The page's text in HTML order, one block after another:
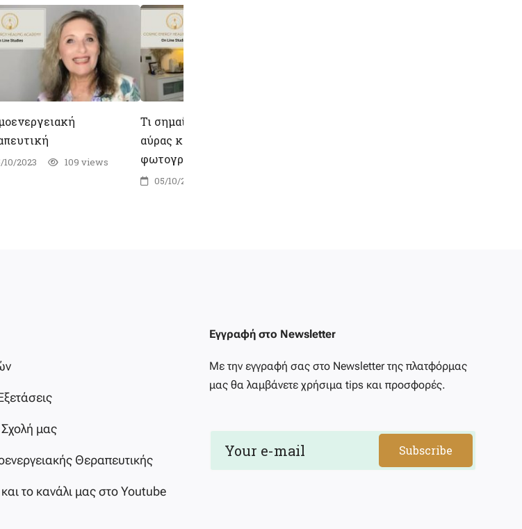
10/2023 109 views
Τι σημαίνουν τα χρώματα της
αύρας και πως
φωτογραφίζονται
05/10/2023
Σχολή μας
Θεραπευτικής
το κανάλι μας στο Youtube
Εγγραφή στο Newsletter
Με την εγγραφή σας στο Newsletter της πλατφόρμας
μας θα λαμβάνετε χρήσιμα tips και προσφορές.
Subscribe